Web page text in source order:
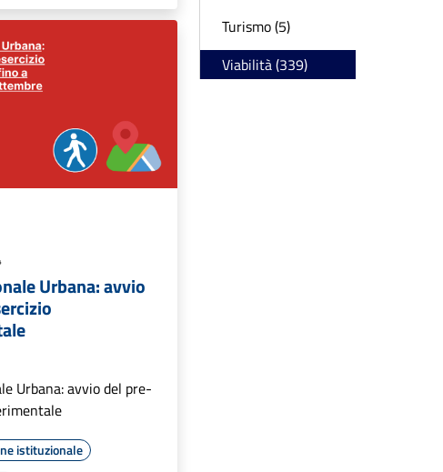
Urbana: avvio
Urbana: avvio del pre-
istituzionale
Turismo (5)
Viabilità (339)